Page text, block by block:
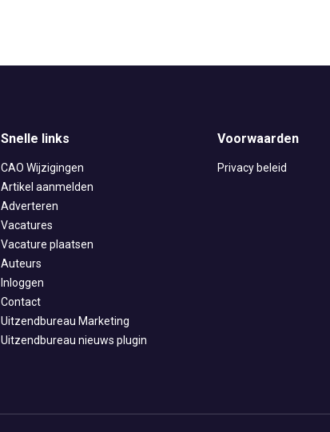
Snelle links
CAO Wijzigingen
Artikel aanmelden
Adverteren
Vacatures
Vacature plaatsen
Auteurs
Inloggen
Contact
Uitzendbureau Marketing
Uitzendbureau nieuws plugin
Voorwaarden
Privacy beleid